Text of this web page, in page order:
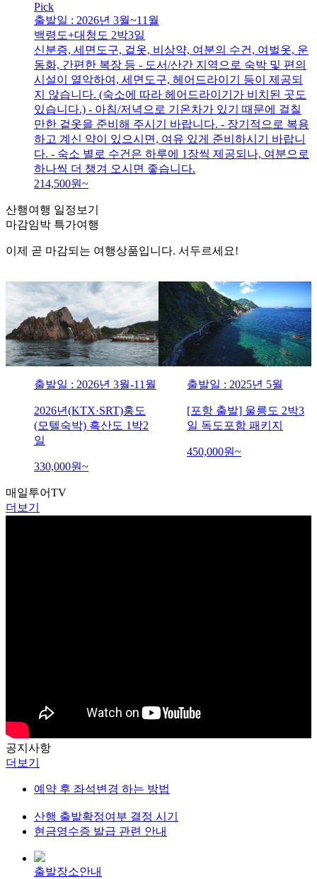
Pick
출발일 : 2026년 3월~11월
백령도+대청도 2박3일
신분증, 세면도구, 겉옷, 비상약, 여분의 수건, 여벌옷, 운
동화, 간편한 복장 등 - 도서/산간 지역으로 숙박 및 편의
시설이 열악하여, 세면도구, 헤어드라이기 등이 제공되
지 않습니다. (숙소에 따라 헤어드라이기가 비치된 곳도
있습니다.) - 아침/저녁으로 기온차가 있기 때문에 걸칠
만한 겉옷을 준비해 주시기 바랍니다. - 장기적으로 복용
하고 계신 약이 있으시면, 여유 있게 준비하시기 바랍니
다. - 숙소 별로 수건은 하루에 1장씩 제공되나, 여분으로
하나씩 더 챙겨 오시면 좋습니다.
214,500원~
산행여행 일정보기
마감임박 특가여행
이제 곧 마감되는 여행상품입니다. 서두르세요!
출발일 : 2025년 5월
[포항 출발] 울릉도 2박3
일 독도포함 패키지
출발일 : 2025년 5월
[묵호 출발] 울릉도 2박3
일 독도포함 패키지
386,000원~
매일투어TV
더보기
공지 사항
더보기
예약 후 좌석변경 하는 방법
산행 출발확정여부 결정 시기
현금영수증 발급 관련 안내
출발장소안내